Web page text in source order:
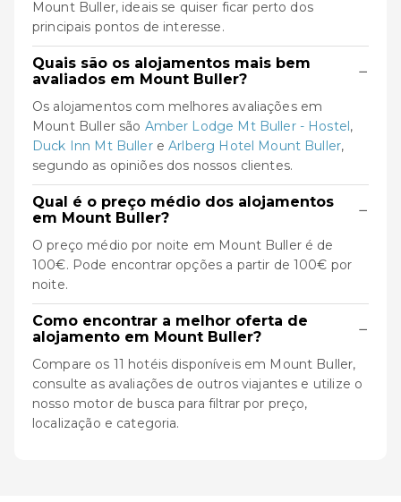
Mount Buller, ideais se quiser ficar perto dos
principais pontos de interesse.
Quais são os alojamentos mais bem
avaliados em Mount Buller?
−
Os alojamentos com melhores avaliações em
Mount Buller são Amber Lodge Mt Buller - Hostel,
Duck Inn Mt BullereArlberg Hotel Mount Buller,
segundo as opiniões dos nossos clientes.
Qual é o preço médio dos alojamentos
em Mount Buller?
−
O preço médio por noite em Mount Buller é de
100€. Pode encontrar opções a partir de 100€ por
noite.
Como encontrar a melhor oferta de
alojamento em Mount Buller?
−
Compare os 11 hotéis disponíveis em Mount Buller,
consulte as avaliações de outros viajantes e utilize o
nosso motor de busca para filtrar por preço,
localização e categoria.